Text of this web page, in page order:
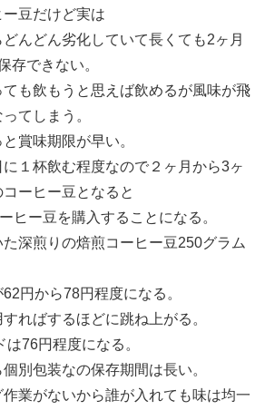
ー豆だけど実は
んどん劣化していて長くても2ヶ月
存できない。
も飲もうと思えば飲めるが風味が飛
てしまう。
賞味期限が早い。
１杯飲む程度なので２ヶ月から3ヶ
ーヒー豆となると
ヒー豆を購入することになる。
深煎りの焙煎コーヒー豆250グラム
円から78円程度になる。
ればするほどに跳ね上がる。
76円程度になる。
別包装なの保存期間は長い。
業がないから誰が入れても味は均一